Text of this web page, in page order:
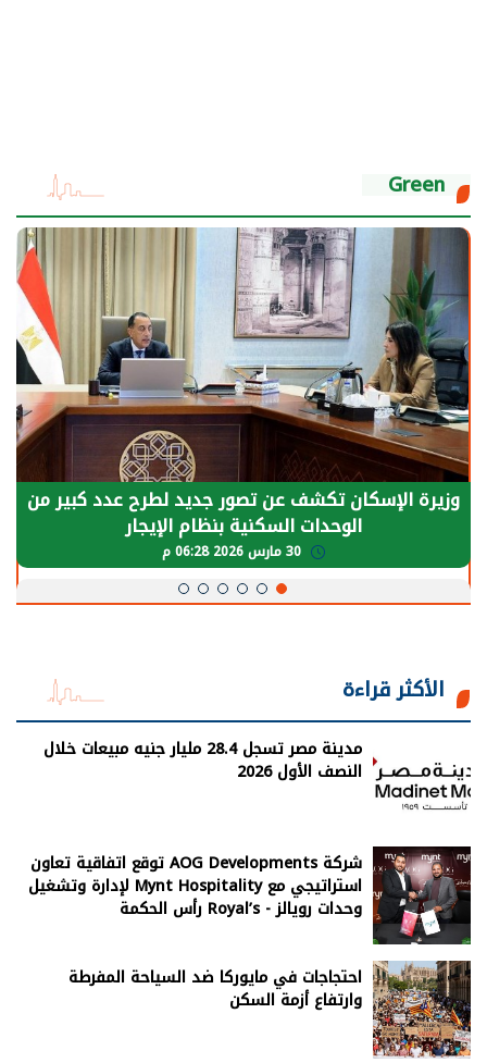
Green
وزيرة الإسكان تكشف عن تصور جديد لطرح عدد كبير من
الوحدات السكنية بنظام الإيجار
الأكثر قراءة
مدينة مصر تسجل 28.4 مليار جنيه مبيعات خلال
النصف الأول 2026
شركة AOG Developments توقع اتفاقية تعاون
استراتيجي مع Mynt Hospitality لإدارة وتشغيل
وحدات رويالز - Royal’s رأس الحكمة
احتجاجات في مايوركا ضد السياحة المفرطة
وارتفاع أزمة السكن